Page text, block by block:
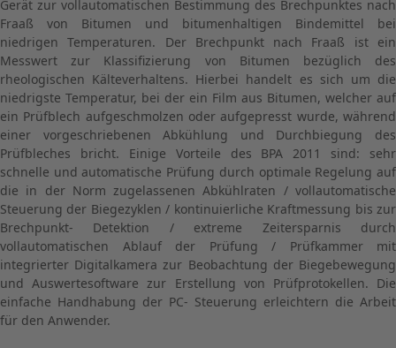
Gerät zur vollautomatischen Bestimmung des Brechpunktes nach
Fraaß von Bitumen und bitumenhaltigen Bindemittel bei
niedrigen Temperaturen. Der Brechpunkt nach Fraaß ist ein
Messwert zur Klassifizierung von Bitumen bezüglich des
rheologischen Kälteverhaltens. Hierbei handelt es sich um die
niedrigste Temperatur, bei der ein Film aus Bitumen, welcher auf
ein Prüfblech aufgeschmolzen oder aufgepresst wurde, während
einer vorgeschriebenen Abkühlung und Durchbiegung des
Prüfbleches bricht. Einige Vorteile des BPA 2011 sind: sehr
schnelle und automatische Prüfung durch optimale Regelung auf
die in der Norm zugelassenen Abkühlraten / vollautomatische
Steuerung der Biegezyklen / kontinuierliche Kraftmessung bis zur
Brechpunkt- Detektion / extreme Zeitersparnis durch
vollautomatischen Ablauf der Prüfung / Prüfkammer mit
integrierter Digitalkamera zur Beobachtung der Biegebewegung
und Auswertesoftware zur Erstellung von Prüfprotokellen. Die
einfache Handhabung der PC- Steuerung erleichtern die Arbeit
für den Anwender.